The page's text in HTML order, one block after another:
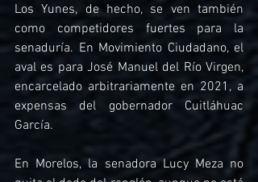
Los Yunes, de hecho, se ven también
como competidores fuertes para la
senaduría. En Movimiento Ciudadano, el
aval es para José Manuel del Río Virgen,
encarcelado arbitrariamente en 2021, a
expensas del gobernador Cuitláhuac
García.
En Morelos, la senadora Lucy Meza no